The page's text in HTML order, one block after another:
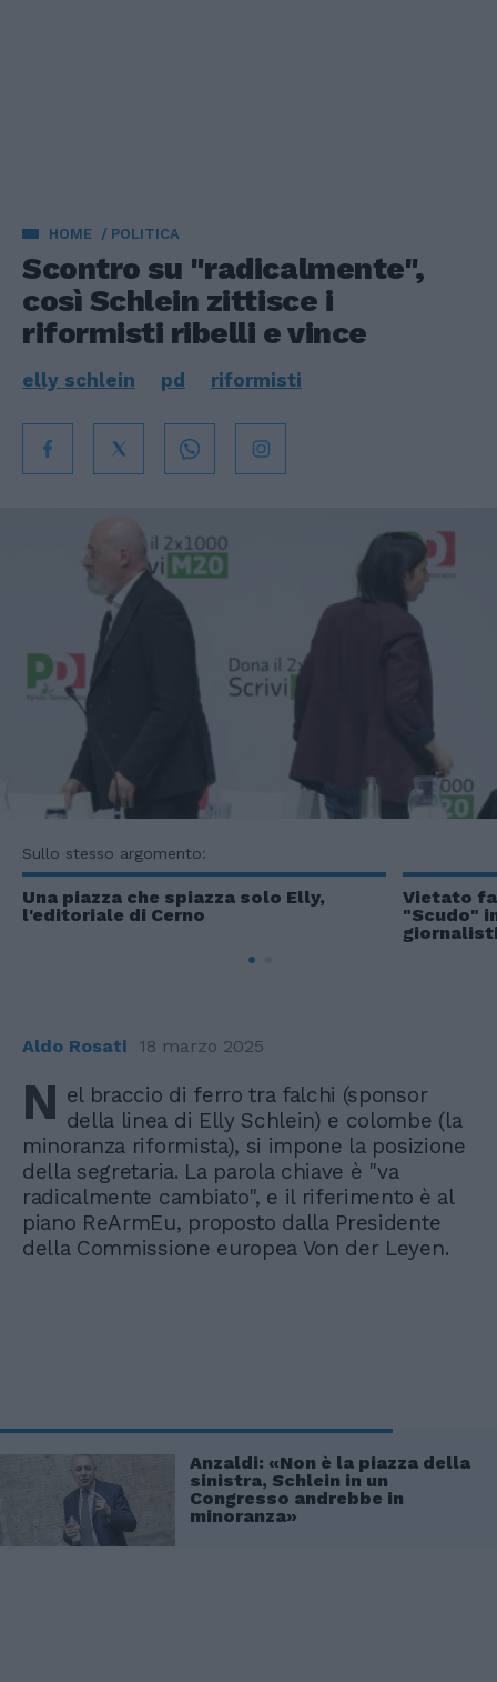
HOME POLITICA
Scontro su "radicalmente",
così Schlein zittisce i
riformisti ribelli e vince
elly schlein pd riformisti
Sullo stesso argomento:
Una piazza che spiazza solo Elly,
l'editoriale di Cerno
Vietato
"Scudo"
giornalisti
Aldo Rosati 18 marzo 2025
N el braccio di ferro tra falchi (sponsor
della linea di Elly Schlein) e colombe (la
minoranza riformista), si impone la posizione
della segretaria. La parola chiave è "va
radicalmente cambiato", e il riferimento è al
piano ReArmEu, proposto dalla Presidente
della Commissione europea Von der Leyen.
Anzaldi: «Non è la piazza della
sinistra, Schlein in un
Congresso andrebbe in
minoranza»